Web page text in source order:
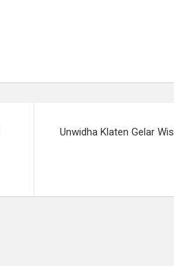
Unwidha Klaten Gelar